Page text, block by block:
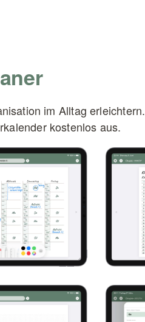
im Alltag erleichtern.
kostenlos aus.